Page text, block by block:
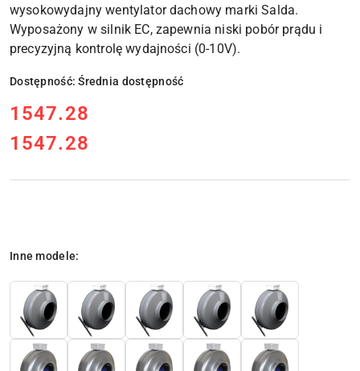
wysokowydajny wentylator dachowy marki Salda.
Wyposażony w silnik EC, zapewnia niski pobór prądu i
precyzyjną kontrolę wydajności (0-10V).
Dostępność:Średnia dostępność
cena:
1547.28
Cena:
1547.28
Wariant
Inne modele: